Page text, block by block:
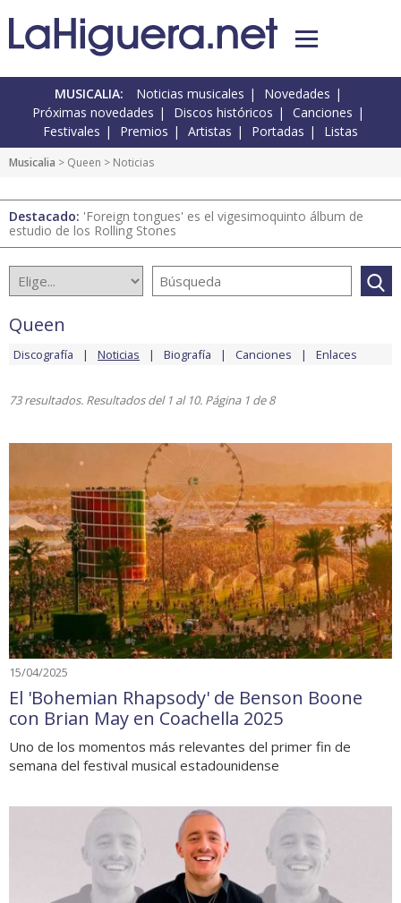
MUSICALIA: Noticias musicales
Novedades
Próximas novedades
Discos históricos
Canciones
Festivales
Premios Artistas Portadas Listas
Musicalia > Queen > Noticias
Destacado: 'Foreign tongues' es el vigesimoquinto álbum de
estudio de los Rolling Stones
Queen
Discografía Noticias Biografía Canciones Enlaces
73 resultados. Resultados del 1 al 10. Página 1 de 8
15/04/2025
El 'Bohemian Rhapsody' de Benson Boone
con Brian May en Coachella 2025
Uno de los momentos más relevantes del primer fin de
semana del festival musical estadounidense